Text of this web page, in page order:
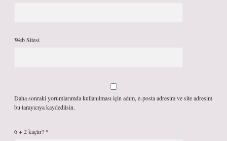
Web Sitesi
Daha sonraki yorumlarımda kullanılması için adım, e-posta adresim ve site adresim
bu tarayıcıya kaydedilsin.
6 + 2 kaçtır? *